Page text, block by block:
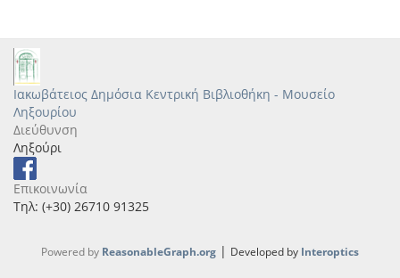
Ιακωβάτειος Δημόσια Κεντρική Βιβλιοθήκη - Μουσείο
Ληξουρίου
Διεύθυνση
Ληξούρι
Επικοινωνία
Τηλ: (+30) 26710 91325
Powered by ReasonableGraph.org | Developed by Interoptics